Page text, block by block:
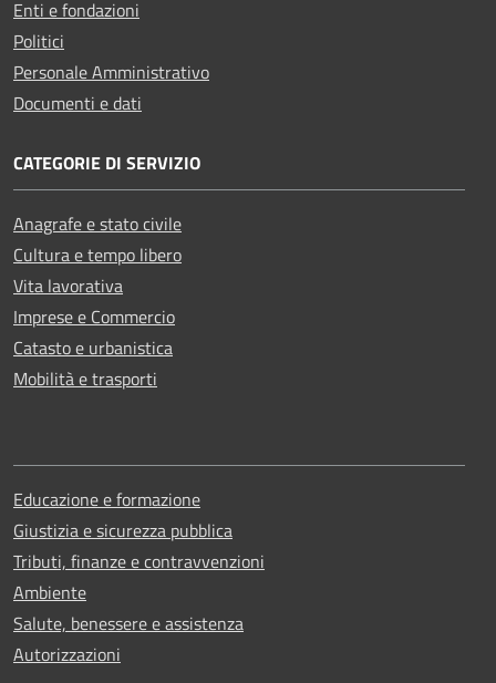
Enti e fondazioni
Politici
Personale Amministrativo
Documenti e dati
CATEGORIE DI SERVIZIO
Anagrafe e stato civile
Cultura e tempo libero
Vita lavorativa
Imprese e Commercio
Catasto e urbanistica
Mobilità e trasporti
Educazione e formazione
Giustizia e sicurezza pubblica
Tributi, finanze e contravvenzioni
Ambiente
Salute, benessere e assistenza
Autorizzazioni